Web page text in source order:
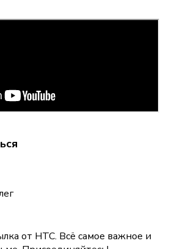
от НТС. Всё самое важное и